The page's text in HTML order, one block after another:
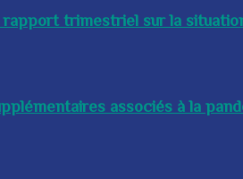
trimestriel sur la
associés à la